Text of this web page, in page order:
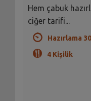
Hem çabuk
ciğer tarifi...
Hazırlama
4 Kişilik